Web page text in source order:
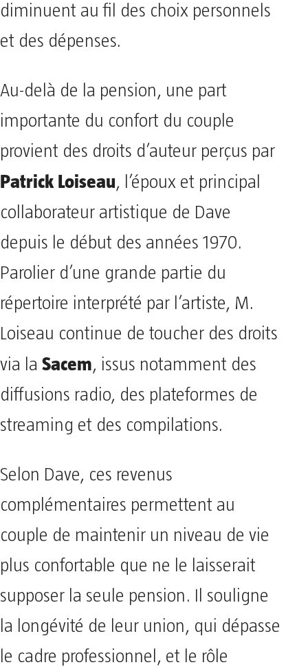
diminuent au fil des choix personnels
et des dépenses.
Au-delà de la pension, une part
importante du confort du couple
provient des droits d’auteur perçus par
Patrick Loiseau, l’époux et principal
collaborateur artistique de Dave
depuis le début des années 1970.
Parolier d’une grande partie du
répertoire interprété par l’artiste, M.
Loiseau continue de toucher des droits
via la Sacem, issus notamment des
diffusions radio, des plateformes de
streaming et des compilations.
Selon Dave, ces revenus
complémentaires permettent au
couple de maintenir un niveau de vie
plus confortable que ne le laisserait
supposer la seule pension. Il souligne
la longévité de leur union, qui dépasse
le cadre professionnel, et le rôle